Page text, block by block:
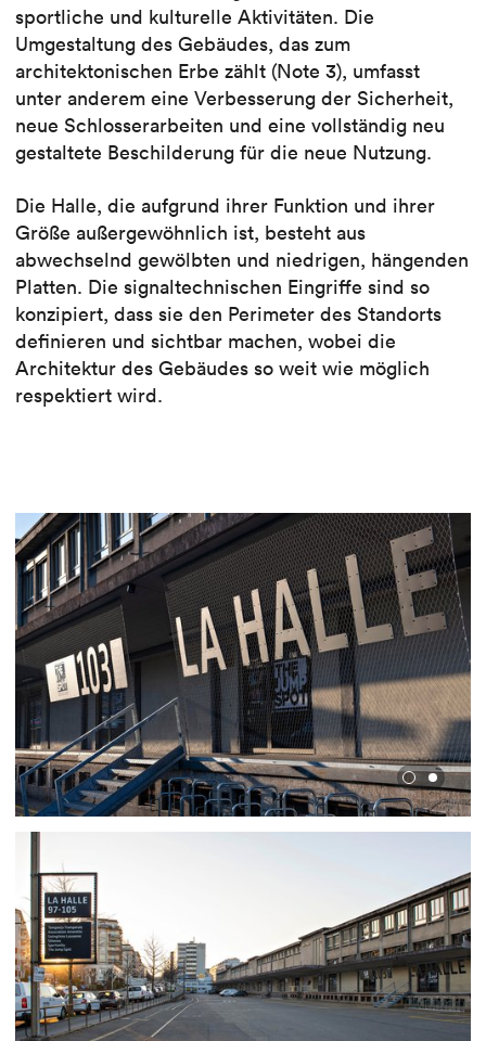
sportliche und kulturelle Aktivitäten. Die
Umgestaltung des Gebäudes, das zum
architektonischen Erbe zählt (Note 3), umfasst
unter anderem eine Verbesserung der Sicherheit,
neue Schlosserarbeiten und eine vollständig neu
gestaltete Beschilderung für die neue Nutzung.
Die Halle, die aufgrund ihrer Funktion und ihrer
Größe außergewöhnlich ist, besteht aus
abwechselnd gewölbten und niedrigen, hängenden
Platten. Die signaltechnischen Eingriffe sind so
konzipiert, dass sie den Perimeter des Standorts
definieren und sichtbar machen, wobei die
Architektur des Gebäudes so weit wie möglich
respektiert wird.